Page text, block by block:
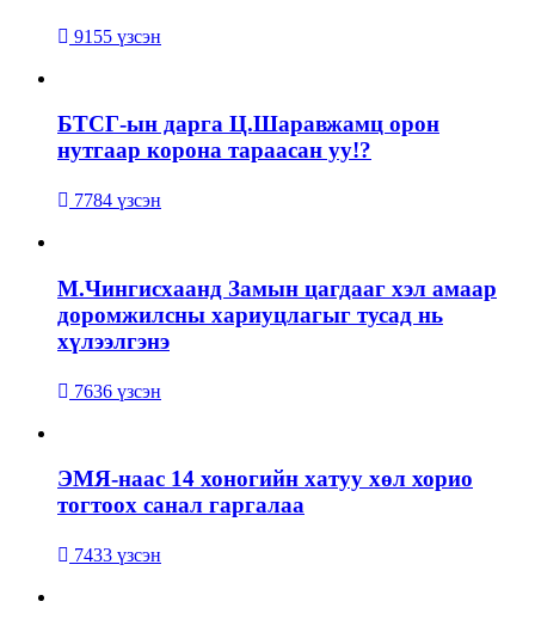
9155 үзсэн
БТСГ-ын дарга Ц.Шаравжамц орон
нутгаар корона тараасан уу!?
7784 үзсэн
М.Чингисхаанд Замын цагдааг хэл амаар
доромжилсны хариуцлагыг тусад нь
хүлээлгэнэ
7636 үзсэн
ЭМЯ-наас 14 хоногийн хатуу хөл хорио
тогтоох санал гаргалаа
7433 үзсэн